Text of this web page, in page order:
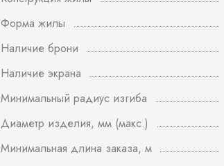
Форма жилы
Наличие брони
Наличие экрана
Минимальный радиус изгиба
Диаметр изделия, мм (макс.)
Минимальная длина заказа, м